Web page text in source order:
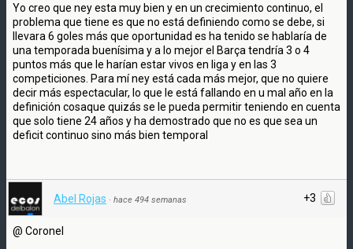
Yo creo que ney esta muy bien y en un crecimiento continuo, el
problema que tiene es que no está definiendo como se debe, si
llevara 6 goles más que oportunidad es ha tenido se hablaría de
una temporada buenísima y a lo mejor el Barça tendría 3 o 4
puntos más que le harían estar vivos en liga y en las 3
competiciones. Para mí ney está cada más mejor, que no quiere
decir más espectacular, lo que le está fallando en u mal año en la
definición cosaque quizás se le pueda permitir teniendo en cuenta
que solo tiene 24 años y ha demostrado que no es que sea un
deficit continuo sino más bien temporal
+3
Abel Rojas · hace 494 semanas
@ Coronel